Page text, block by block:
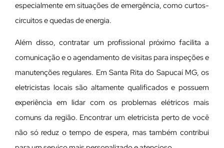
especialmente em situações de emergência, como curtos-
circuitos e quedas de energia.
Além disso, contratar um profissional próximo facilita a
comunicação e o agendamento de visitas para inspeções e
manutenções regulares. Em Santa Rita do Sapucaí MG, os
eletricistas locais são altamente qualificados e possuem
experiência em lidar com os problemas elétricos mais
comuns da região. Encontrar um eletricista perto de você
não só reduz o tempo de espera, mas também contribui